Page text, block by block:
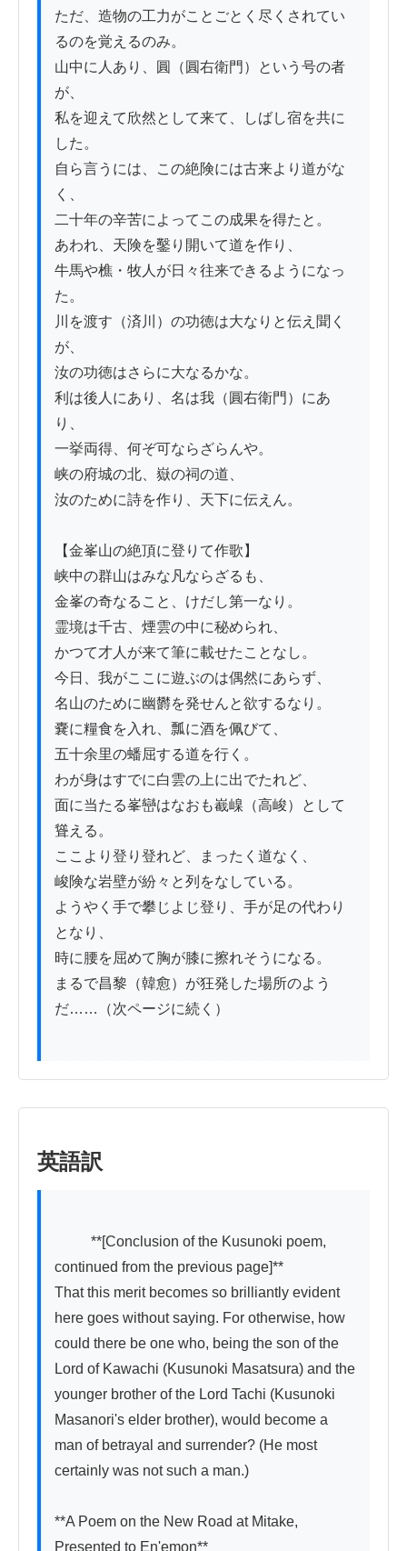
ただ、造物の工力がことごとく尽くされてい
るのを覚えるのみ。
山中に人あり、圓（圓右衛門）という号の者
が、
私を迎えて欣然として来て、しばし宿を共に
した。
自ら言うには、この絶険には古来より道がな
く、
二十年の辛苦によってこの成果を得たと。
あわれ、天険を鑿り開いて道を作り、
牛馬や樵・牧人が日々往来できるようになっ
た。
川を渡す（済川）の功徳は大なりと伝え聞く
が、
汝の功徳はさらに大なるかな。
利は後人にあり、名は我（圓右衛門）にあ
り、
一挙両得、何ぞ可ならざらんや。
峡の府城の北、嶽の祠の道、
汝のために詩を作り、天下に伝えん。
【金峯山の絶頂に登りて作歌】
峡中の群山はみな凡ならざるも、
金峯の奇なること、けだし第一なり。
霊境は千古、煙雲の中に秘められ、
かつて才人が来て筆に載せたことなし。
今日、我がここに遊ぶのは偶然にあらず、
名山のために幽欝を発せんと欲するなり。
嚢に糧食を入れ、瓢に酒を佩びて、
五十余里の蟠屈する道を行く。
わが身はすでに白雲の上に出でたれど、
面に当たる峯巒はなおも嶻嵲（高峻）として
聳える。
ここより登り登れど、まったく道なく、
峻険な岩壁が紛々と列をなしている。
ようやく手で攀じよじ登り、手が足の代わり
となり、
時に腰を屈めて胸が膝に擦れそうになる。
まるで昌黎（韓愈）が狂発した場所のよう
だ……（次ページに続く）
英語訳
continued from the previous page]**
That this merit becomes so brilliantly evident
here goes without saying. For otherwise, how
could there be one who, being the son of the
Lord of Kawachi (Kusunoki Masatsura) and the
younger brother of the Lord Tachi (Kusunoki
Masanori's elder brother), would become a
man of betrayal and surrender? (He most
certainly was not such a man.)
**A Poem on the New Road at Mitake,
Presented to En'emon**